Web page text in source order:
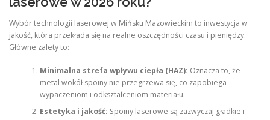
Wybór technologii laserowej w Mińsku Mazowieckim to inwestycja w
jakość, która przekłada się na realne oszczędności czasu i pieniędzy.
Główne zalety to:
Minimalna strefa wpływu ciepła (HAZ): Oznacza to, że
metal wokół spoiny nie przegrzewa się, co zapobiega
wypaczeniom i odkształceniom materiału.
Estetyka i jakość: Spoiny laserowe są zazwyczaj gładkie i